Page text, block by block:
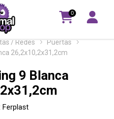
0
/ Redes
Puertas
26,2x10,2x31,2cm
9 Blanca
Ferplast